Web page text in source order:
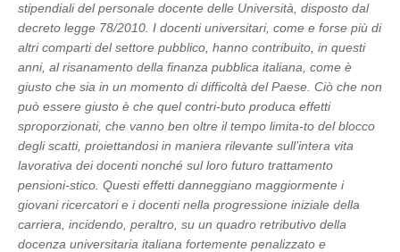
stipendiali del personale docente delle Università, disposto dal
decreto legge 78/2010. I docenti universitari, come e forse più di
altri comparti del settore pubblico, hanno contribuito, in questi
anni, al risanamento della finanza pubblica italiana, come è
giusto che sia in un momento di difficoltà del Paese. Ciò che non
può essere giusto è che quel contri-buto produca effetti
sproporzionati, che vanno ben oltre il tempo limita-to del blocco
degli scatti, proiettandosi in maniera rilevante sull’intera vita
lavorativa dei docenti nonché sul loro futuro trattamento
pensioni-stico. Questi effetti danneggiano maggiormente i
giovani ricercatori e i docenti nella progressione iniziale della
carriera, incidendo, peraltro, su un quadro retributivo della
docenza universitaria italiana fortemente penalizzato e